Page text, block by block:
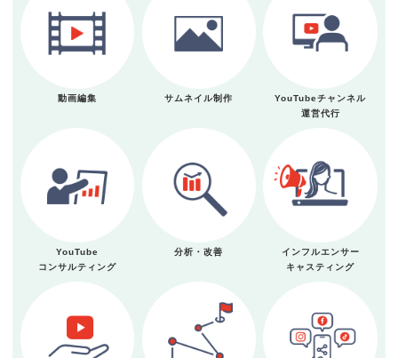
動画編集 サムネイル制作
YouTubeチャンネル
運営代行
YouTube
コンサルティング
分析・改善
インフルエンサー
キャスティング